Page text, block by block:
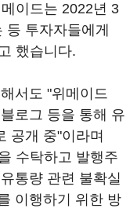
이드는 2022년 3
투자자들에게
했습니다.
서도 "위메이드
로그 등을 통해 유
공개 중"이라며
수탁하고 발행주
통량 관련 불확실
이행하기 위한 방